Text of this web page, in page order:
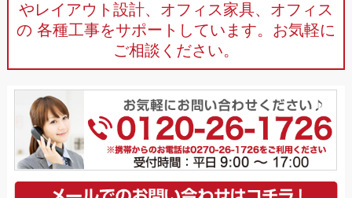
やレイアウト設計、オフィス家具、オフィス
の 各種工事をサポートしています。お気軽に
ご相談ください。